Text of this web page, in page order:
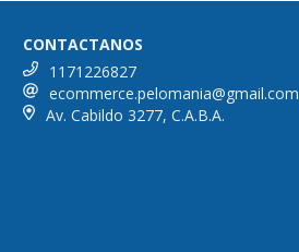
CONTACTANOS
1171226827
ecommerce.pelomania@gmail.com
Av. Cabildo 3277, C.A.B.A.